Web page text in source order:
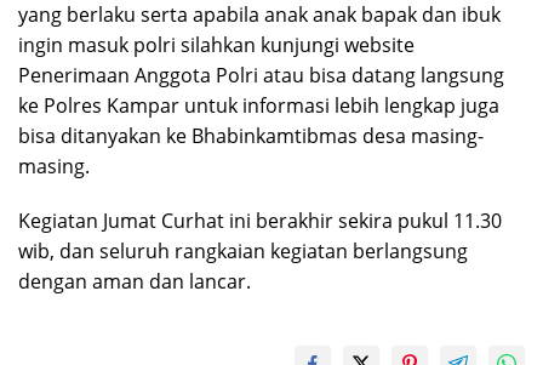
yang berlaku serta apabila anak anak bapak dan ibuk
ingin masuk polri silahkan kunjungi website
Penerimaan Anggota Polri atau bisa datang langsung
ke Polres Kampar untuk informasi lebih lengkap juga
bisa ditanyakan ke Bhabinkamtibmas desa masing-
masing.
Kegiatan Jumat Curhat ini berakhir sekira pukul 11.30
wib, dan seluruh rangkaian kegiatan berlangsung
dengan aman dan lancar.